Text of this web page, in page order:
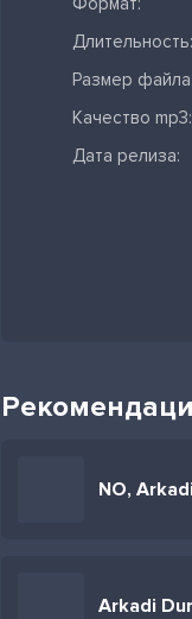
Длительность:
Размер файла:
Качество mp3:
Дата релиза:
NO,
Arkadi